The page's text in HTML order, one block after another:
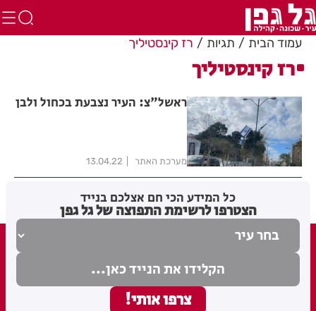
עמוד הבית תגיות רז קינסטיליך
רז קינסטיליך
ראשל"צ: העיר נצבעת בכחול ולבן
מערכת האתר 13.04.22
כל המידע הכי חם אצלכם בנייד
הצטרפו לרשימת התפוצה של גל גפן